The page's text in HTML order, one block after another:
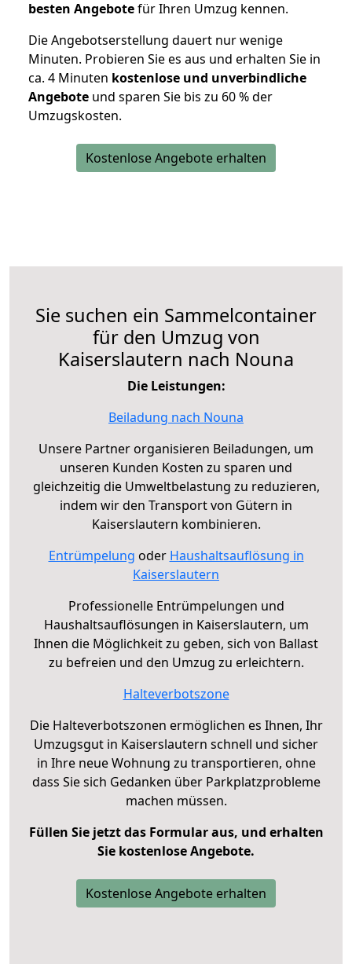
besten Angebotefür Ihren Umzug kennen.
Die Angebotserstellung dauert nur wenige
Minuten. Probieren Sie es aus und erhalten Sie in
ca. 4 Minuten kostenlose und unverbindliche
Angebote und sparen Sie bis zu 60 % der
Umzugskosten.
Kostenlose Angebote erhalten
Sie suchen ein Sammelcontainer
für den Umzug von
Kaiserslautern nach Nouna
Die Leistungen:
Beiladung nach Nouna
Unsere Partner organisieren Beiladungen, um
unseren Kunden Kosten zu sparen und
gleichzeitig die Umweltbelastung zu reduzieren,
indem wir den Transport von Gütern in
Kaiserslautern kombinieren.
Entrümpelung oder Haushaltsauflösung in
Kaiserslautern
Professionelle Entrümpelungen und
Haushaltsauflösungen in Kaiserslautern, um
Ihnen die Möglichkeit zu geben, sich von Ballast
zu befreien und den Umzug zu erleichtern.
Halteverbotszone
Die Halteverbotszonen ermöglichen es Ihnen, Ihr
Umzugsgut in Kaiserslautern schnell und sicher
in Ihre neue Wohnung zu transportieren, ohne
dass Sie sich Gedanken über Parkplatzprobleme
machen müssen.
Füllen Sie jetzt das Formular aus, und erhalten
Sie kostenlose Angebote.
Kostenlose Angebote erhalten